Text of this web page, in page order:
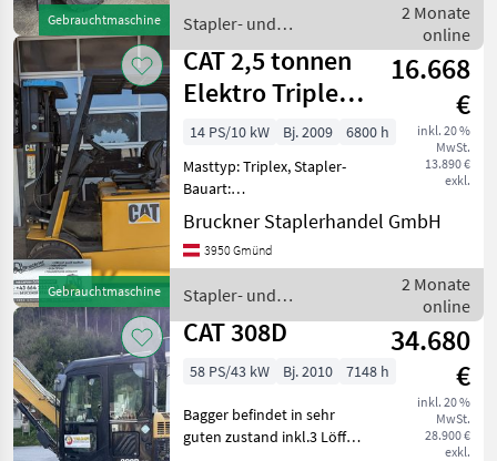
Gebrauchtmaschine
Baujahr: 2001
Betriebsstunden: 6100
Stapler- und
Lagertechnik / CAT
2 Monate
online
Gebrauchtmaschine
CAT 2,5 tonnen
Elektro Triplex&
Seitenschieber,
16.668
€
inkl. 20 %
MwSt.
13.890 €
exkl.
14 PS/10 kW Bj. 2009
6800 h
Masttyp: Triplex, Stapler-
Bauart:
Frontstapler/Gabelstapler,
Kabine, Klimaanlage,
Zusatz-Hydraulikkreis
Betriebsstunden: 6800
Hubkraft: 2500 kg Hubhöhe:
Bruckner Staplerhandel GmbH
3950 Gmünd
Stapler- und
Lagertechnik / CAT
2 Monate
online
CAT 308D
34.680
€
inkl. 20 %
MwSt.
28.900 €
exkl.
58 PS/43 kW Bj. 2010 7148 h
Bagger befindet in sehr
guten zustand inkl.3 Löffel